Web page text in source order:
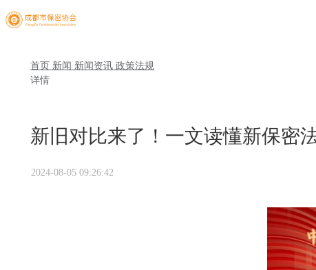
首页 新闻 新闻资讯 政策法规
详情
新旧对比来了！一文读懂新保密
2024-08-05 09:26:42